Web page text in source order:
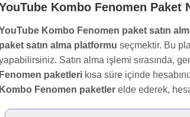
Kombo Fenomen Paket
Kombo Fenomen paket satın
paket satın alma platformu seçmektir. Bu
Satın alma işlemi sırasında,
Fenomen paketleri kısa süre içinde
Kombo Fenomen paketler elde ederek,